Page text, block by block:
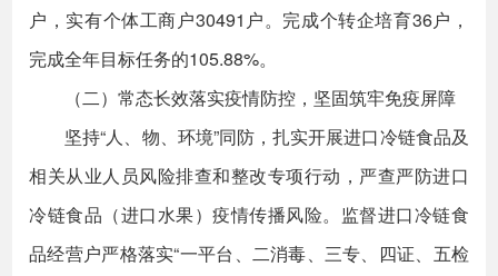
户，实有个体工商户30491户。完成个转企培育36户，
完成全年目标任务的105.88%。
（二）常态长效落实疫情防控，坚固筑牢免疫屏障
坚持“人、物、环境”同防，扎实开展进口冷链食品及
相关从业人员风险排查和整改专项行动，严查严防进口
冷链食品（进口水果）疫情传播风险。监督进口冷链食
品经营户严格落实“一平台、二消毒、三专、四证、五检